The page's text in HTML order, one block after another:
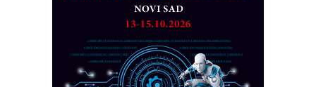
Marcom-plast d.o.o.- vaš pouzdan
partner
CTO - Prilagodite svoju toplinsku
obradu!